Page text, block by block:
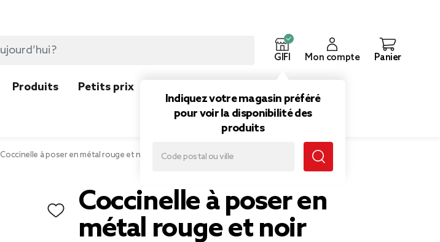
GIFI
Indiquez votre magasin préféré
pour voir la disponibilité des
produits
Mon compte Panier
Produits Petits prix
Coccinelle à poser en métal rouge et noir 11x8,5xH5,5cm
Coccinelle à poser en
métal rouge et noir